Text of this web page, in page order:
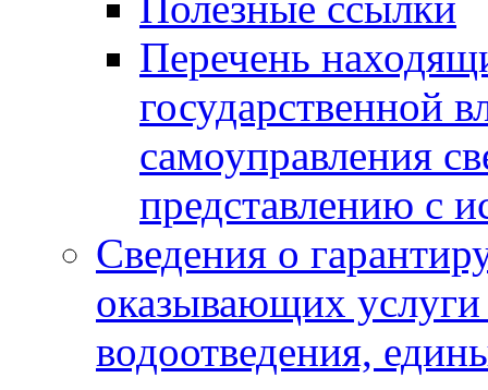
Перечень
государственной
самоуправления
представлению с
Сведения о
оказывающих
водоотведения,